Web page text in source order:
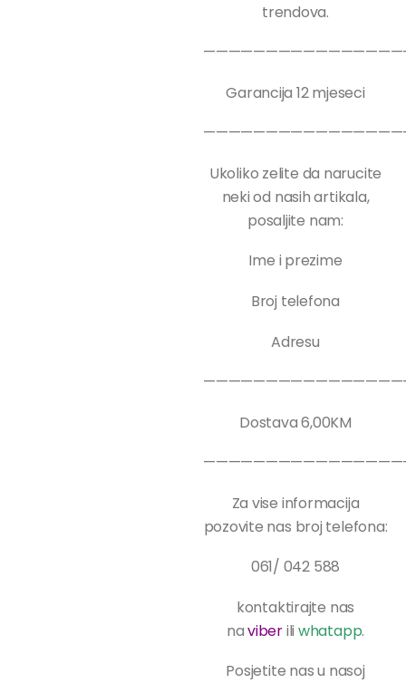
trendova.
Garancija 12 mjeseci
Ukoliko zelite da narucite
neki od nasih artikala,
posaljite nam:
Ime i prezime
Broj telefona
Adresu
Dostava 6,00KM
Za vise informacija
pozovite nas broj telefona:
061/ 042 588
kontaktirajte nas
naviberili whatapp.
Posjetite nas u nasoj